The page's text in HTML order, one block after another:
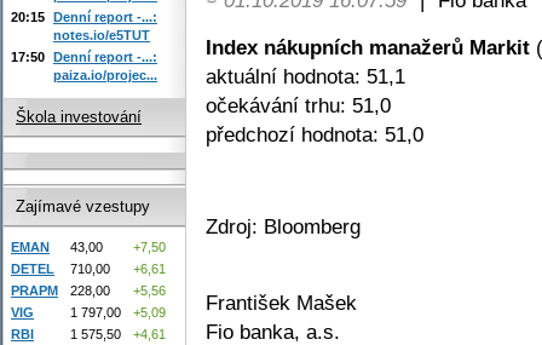
Index nákupních manažerů Markit
aktuální hodnota: 51,1
očekávání trhu: 51,0
předchozí hodnota: 51,0
Zdroj: Bloomberg
František Mašek
Fio banka, a.s.
20:15 Denní report -...:
notes.io/e5TUT
17:50 Denní report -...:
paiza.io/projec...
Škola investování
Zajímavé vzestupy
EMAN 43,00
+7,50
DETEL
710,00
+6,61
PRAPM
228,00
+5,56
VIG
1 797,00
+5,09
RBI
1 575,50 +4,61